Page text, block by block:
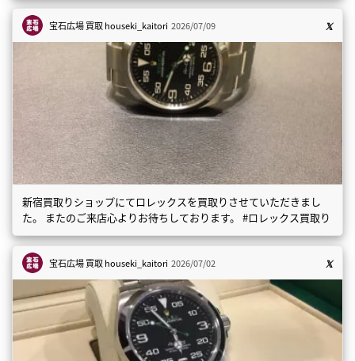
宝石広場 買取houseki_kaitori 2026/07/09
新宿買取りショップにてロレックスを買取りさせていただきまし
た。 またのご来店心よりお待ちしております。 #ロレックス買取り
宝石広場 買取houseki_kaitori 2026/07/02